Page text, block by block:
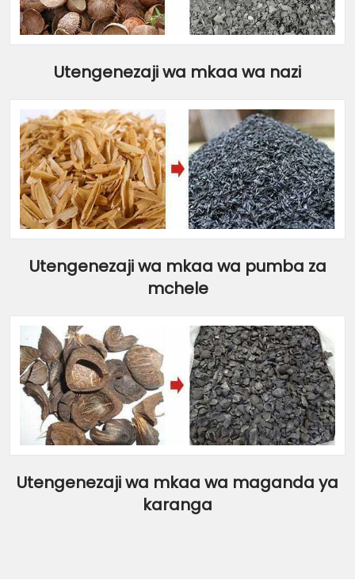
Utengenezaji wa mkaa wa nazi
Utengenezaji wa mkaa wa pumba za
mchele
Utengenezaji wa mkaa wa maganda ya
karanga